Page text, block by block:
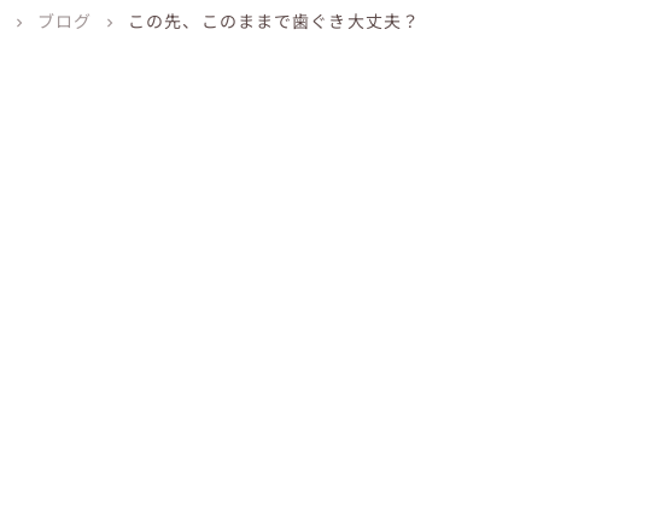
chevron_right ブログ chevron_right この先、このままで歯ぐき大丈夫？